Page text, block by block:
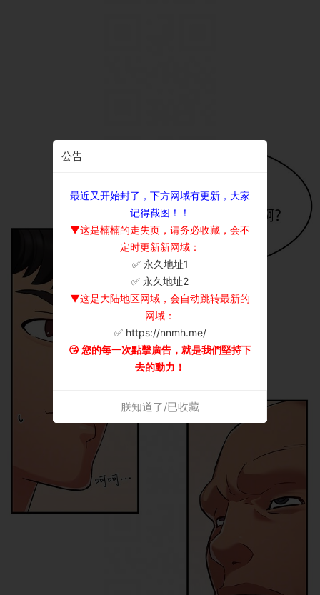
公告
最近又开始封了，下方网域有更新，大家
记得截图！！
▼这是楠楠的走失页，请务必收藏，会不
定时更新新网域：
✅ 永久地址1
✅ 永久地址2
▼这是大陆地区网域，会自动跳转最新的
网域：
✅ https://nnmh.me/
😘 您的每一次點擊廣告，就是我們堅持下
去的動力！
朕知道了/已收藏